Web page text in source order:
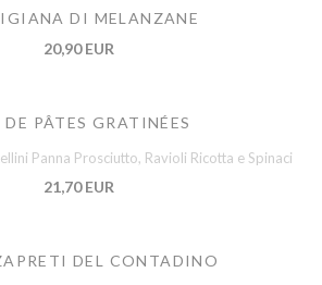
DI MELANZANE
20,90 EUR
DE PÂTES GRATINÉES
Panna Prosciutto, Ravioli Ricotta e Spinaci
21,70 EUR
DEL CONTADINO